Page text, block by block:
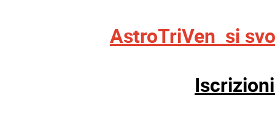
AstroTriVen si